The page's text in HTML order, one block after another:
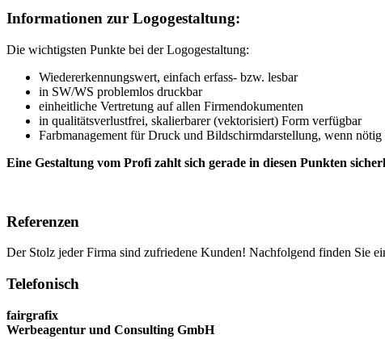
Informationen zur Logogestaltung:
Die wichtigsten Punkte bei der Logogestaltung:
Wiedererkennungswert, einfach erfass- bzw. lesbar
in SW/WS problemlos druckbar
einheitliche Vertretung auf allen Firmendokumenten
in qualitätsverlustfrei, skalierbarer (vektorisiert) Form verfügbar
Farbmanagement für Druck und Bildschirmdarstellung, wenn
Eine Gestaltung vom Profi zahlt sich gerade in diesen Punkten
Referenzen
Der Stolz jeder Firma sind zufriedene Kunden! Nachfolgend finden Sie
Telefonisch
fairgrafix
Werbeagentur und Consulting GmbH